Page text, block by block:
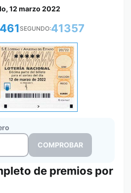
12 marzo 2022
SEGUNDO:41357
*****
de premios por